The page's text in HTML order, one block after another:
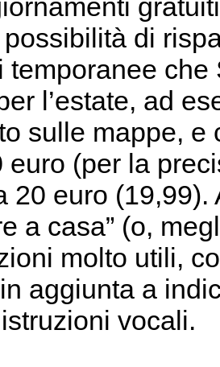
di
temporanee
l’estate, ad
sulle mappe,
euro (per la
20 euro
a casa” (o,
molto utili,
aggiunta a
vocali.